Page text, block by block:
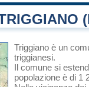
Triggiano è un
triggianesi.
Il comune si
popolazione è di 1